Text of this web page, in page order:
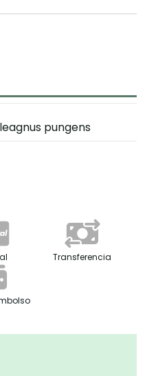
pungens
Transferencia